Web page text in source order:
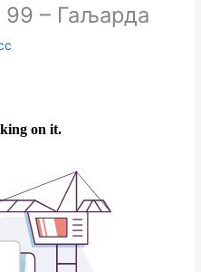
99 – Гаљарда